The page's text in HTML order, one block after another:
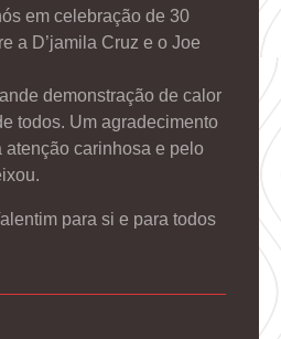
em celebração de 30
a D’jamila Cruz e o Joe
demonstração de calor
todos. Um agradecimento
atenção carinhosa e pelo
para si e para todos